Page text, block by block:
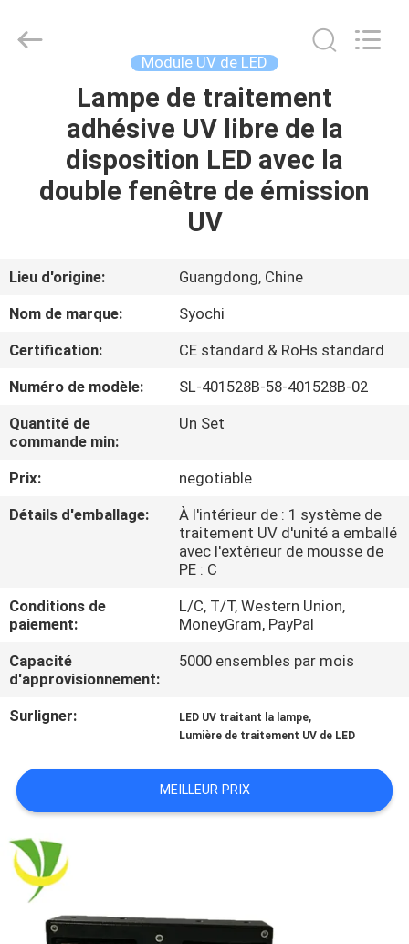
MAISON
PRODUITS
DE
NOUS
VISITE
D'USINE
CONTRÔLE
DE
QUALITÉ
NOUS
NOUVELLES
DEMANDEZ
CITATION
PLAN
DU
SITE
Syochi
Electronics
Module UV de LED
Lampe de traitement
adhésive UV libre de la
disposition LED avec la
double fenêtre de émission
UV
Lieu d'origine:
Guangdong, Chine
Nom de marque:
Syochi
Certification:
CE standard & RoHs standard
Numéro de modèle:
SL-401528B-58-401528B-02
Quantité de
commande min:
Un Set
Prix:
negotiable
Détails d'emballage:
À l'intérieur de : 1 système de
traitement UV d'unité a emballé
avec l'extérieur de mousse de
PE : C
Conditions de
paiement:
L/C, T/T, Western Union,
MoneyGram, PayPal
Capacité
d'approvisionnement:
5000 ensembles par mois
Surligner: LED UV traitant la lampe,
Lumière de traitement UV de LED
MEILLEUR PRIX